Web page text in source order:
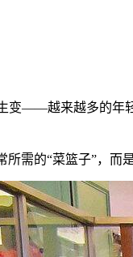
——越来越多的年
的“菜篮子”，而